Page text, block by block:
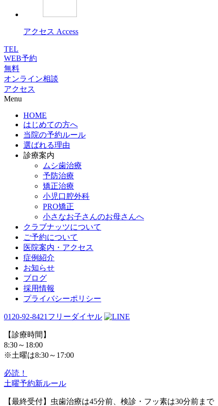
アクセス Access
TEL
WEB予約
無料
オンライン相談
アクセス
Menu
HOME
はじめての方へ
当院の予約ルール
選ばれる理由
診療案内
ムシ歯治療
予防治療
矯正治療
小児口腔外科
PRO矯正
小さなお子さんのお母さんへ
クラブナッツについて
ご予約について
医院案内・アクセス
症例紹介
お知らせ
ブログ
採用情報
プライバシーポリシー
0120-92-8421 フリーダイヤル
【診療時間】
8:30～18:00
※土曜は8:30～17:00
必読！
土曜予約新ルール
【最終受付】虫歯治療は45分前、検診・フッ素は30分前まで